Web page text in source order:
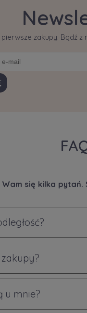
zakupy. Bądź
się kilka
u mnie?